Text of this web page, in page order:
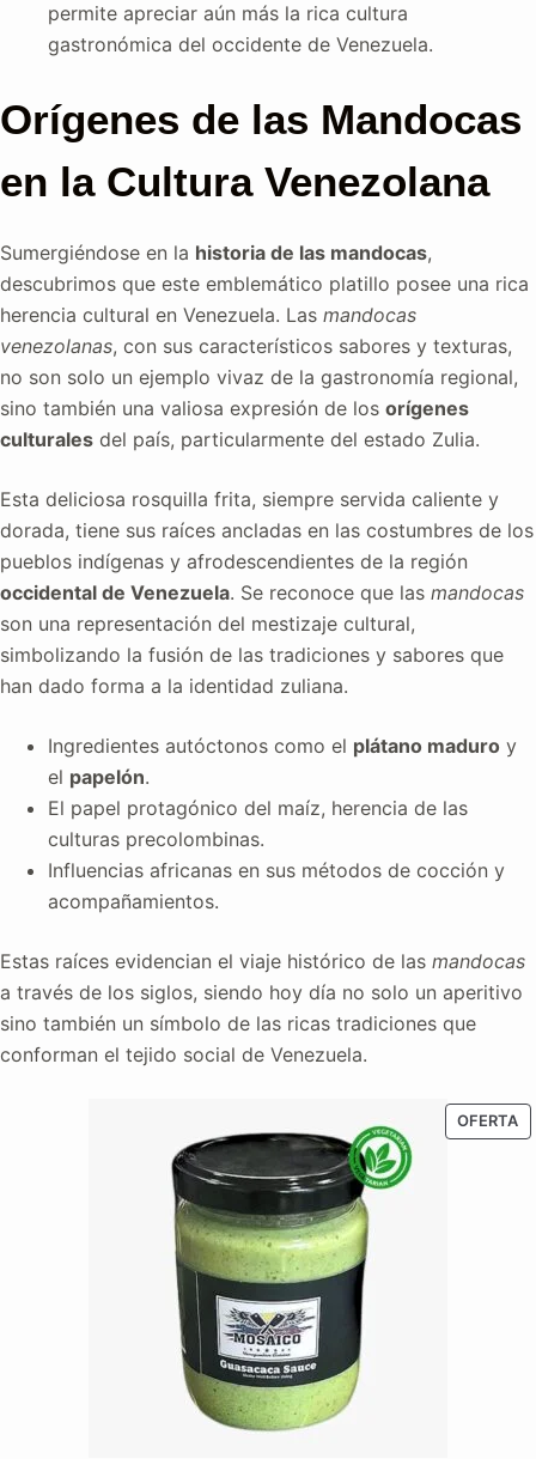
permite apreciar aún más la rica cultura
gastronómica del occidente de Venezuela.
Orígenes de las Mandocas
en la Cultura Venezolana
Sumergiéndose en la historia de las mandocas,
descubrimos que este emblemático platillo posee una rica
herencia cultural en Venezuela. Las mandocas
venezolanas, con sus característicos sabores y texturas,
no son solo un ejemplo vivaz de la gastronomía regional,
sino también una valiosa expresión de los orígenes
culturales del país, particularmente del estado Zulia.
Esta deliciosa rosquilla frita, siempre servida caliente y
dorada, tiene sus raíces ancladas en las costumbres de los
pueblos indígenas y afrodescendientes de la región
occidental de Venezuela. Se reconoce que las mandocas
son una representación del mestizaje cultural,
simbolizando la fusión de las tradiciones y sabores que
han dado forma a la identidad zuliana.
Ingredientes autóctonos como el plátano maduro y
el papelón.
El papel protagónico del maíz, herencia de las
culturas precolombinas.
Influencias africanas en sus métodos de cocción y
acompañamientos.
Estas raíces evidencian el viaje histórico de las mandocas
a través de los siglos, siendo hoy día no solo un aperitivo
sino también un símbolo de las ricas tradiciones que
conforman el tejido social de Venezuela.
OFERTA